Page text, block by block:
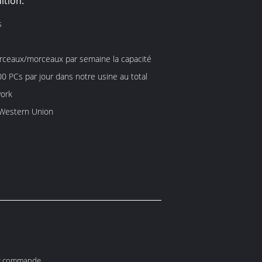
morceaux par semaine la capacité
PCs par jour dans notre usine au total
Union